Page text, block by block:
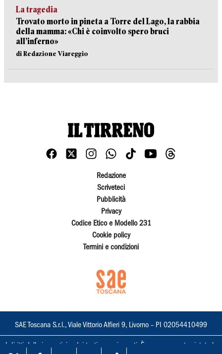
La tragedia
Trovato morto in pineta a Torre del Lago, la rabbia
della mamma: «Chi è coinvolto spero bruci
all’inferno»
di Redazione Viareggio
Redazione
Scriveteci
Pubblicità
Privacy
Codice Etico e Modello 231
Cookie policy
Termini e condizioni
SAE Toscana S.r.l., Viale Vittorio Alfieri 9, Livorno – PI 02054410499
I diritti delle immagini e dei testi sono riservati. È espressamente vietata la